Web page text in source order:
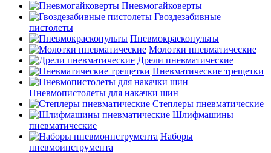
Пневмогайковерты
Гвоздезабивные
пистолеты
Пневмокраскопульты
Молотки пневматические
Дрели пневматические
Пневматические трещетки
Пневмопистолеты для накачки шин
Степлеры пневматические
Шлифмашины
пневматические
Наборы
пневмоинструмента